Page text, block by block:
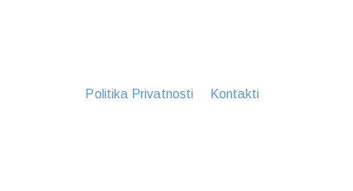
Politika Privatnosti Kontakti